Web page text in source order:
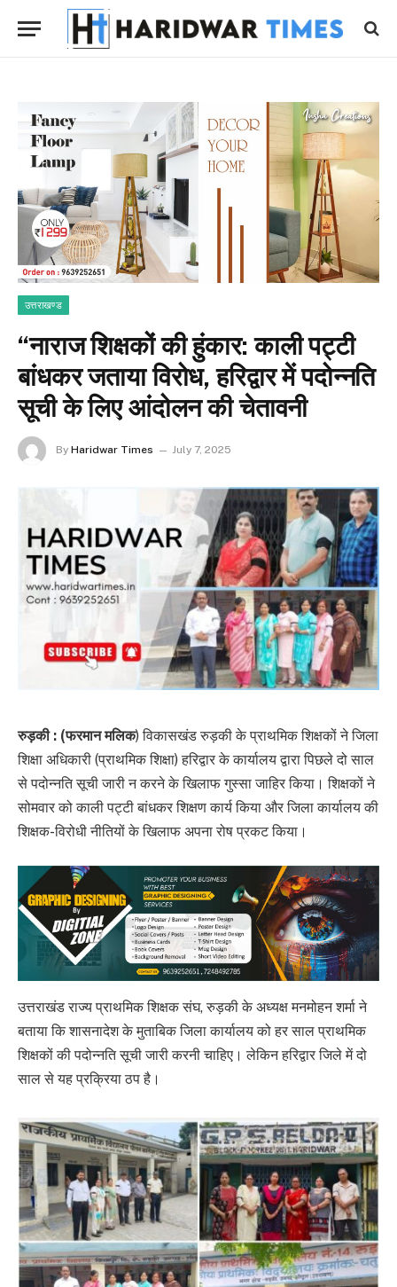
उत्तराखण्ड
“नाराज शिक्षकों की हुंकार: काली पट्टी
बांधकर जताया विरोध, हरिद्वार में पदोन्नति
सूची के लिए आंदोलन की चेतावनी
By Haridwar Times July 7, 2025
रुड़की : (फरमान मलिक) विकासखंड रुड़की के प्राथमिक शिक्षकों ने जिला
शिक्षा अधिकारी (प्राथमिक शिक्षा) हरिद्वार के कार्यालय द्वारा पिछले दो साल
से पदोन्नति सूची जारी न करने के खिलाफ गुस्सा जाहिर किया। शिक्षकों ने
सोमवार को काली पट्टी बांधकर शिक्षण कार्य किया और जिला कार्यालय की
शिक्षक-विरोधी नीतियों के खिलाफ अपना रोष प्रकट किया।
उत्तराखंड राज्य प्राथमिक शिक्षक संघ, रुड़की के अध्यक्ष मनमोहन शर्मा ने
बताया कि शासनादेश के मुताबिक जिला कार्यालय को हर साल प्राथमिक
शिक्षकों की पदोन्नति सूची जारी करनी चाहिए। लेकिन हरिद्वार जिले में दो
साल से यह प्रक्रिया ठप है।